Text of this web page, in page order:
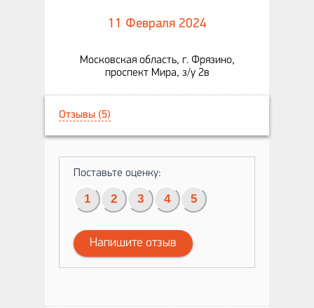
11 Февраля 2024
Московская область, г. Фрязино,
проспект Мира, з/у 2в
Отзывы (5)
Поставьте оценку:
1 2 3 4 5
Напишите отзыв